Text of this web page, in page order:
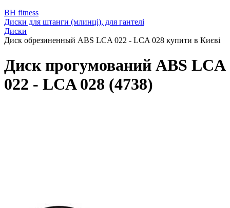
BH fitness
Диски для штанги (млинці), для гантелі
Диски
Диск обрезиненный ABS LСA 022 - LСA 028 купити в Києві
Диск прогумований ABS LСA
022 - LСA 028 (4738)